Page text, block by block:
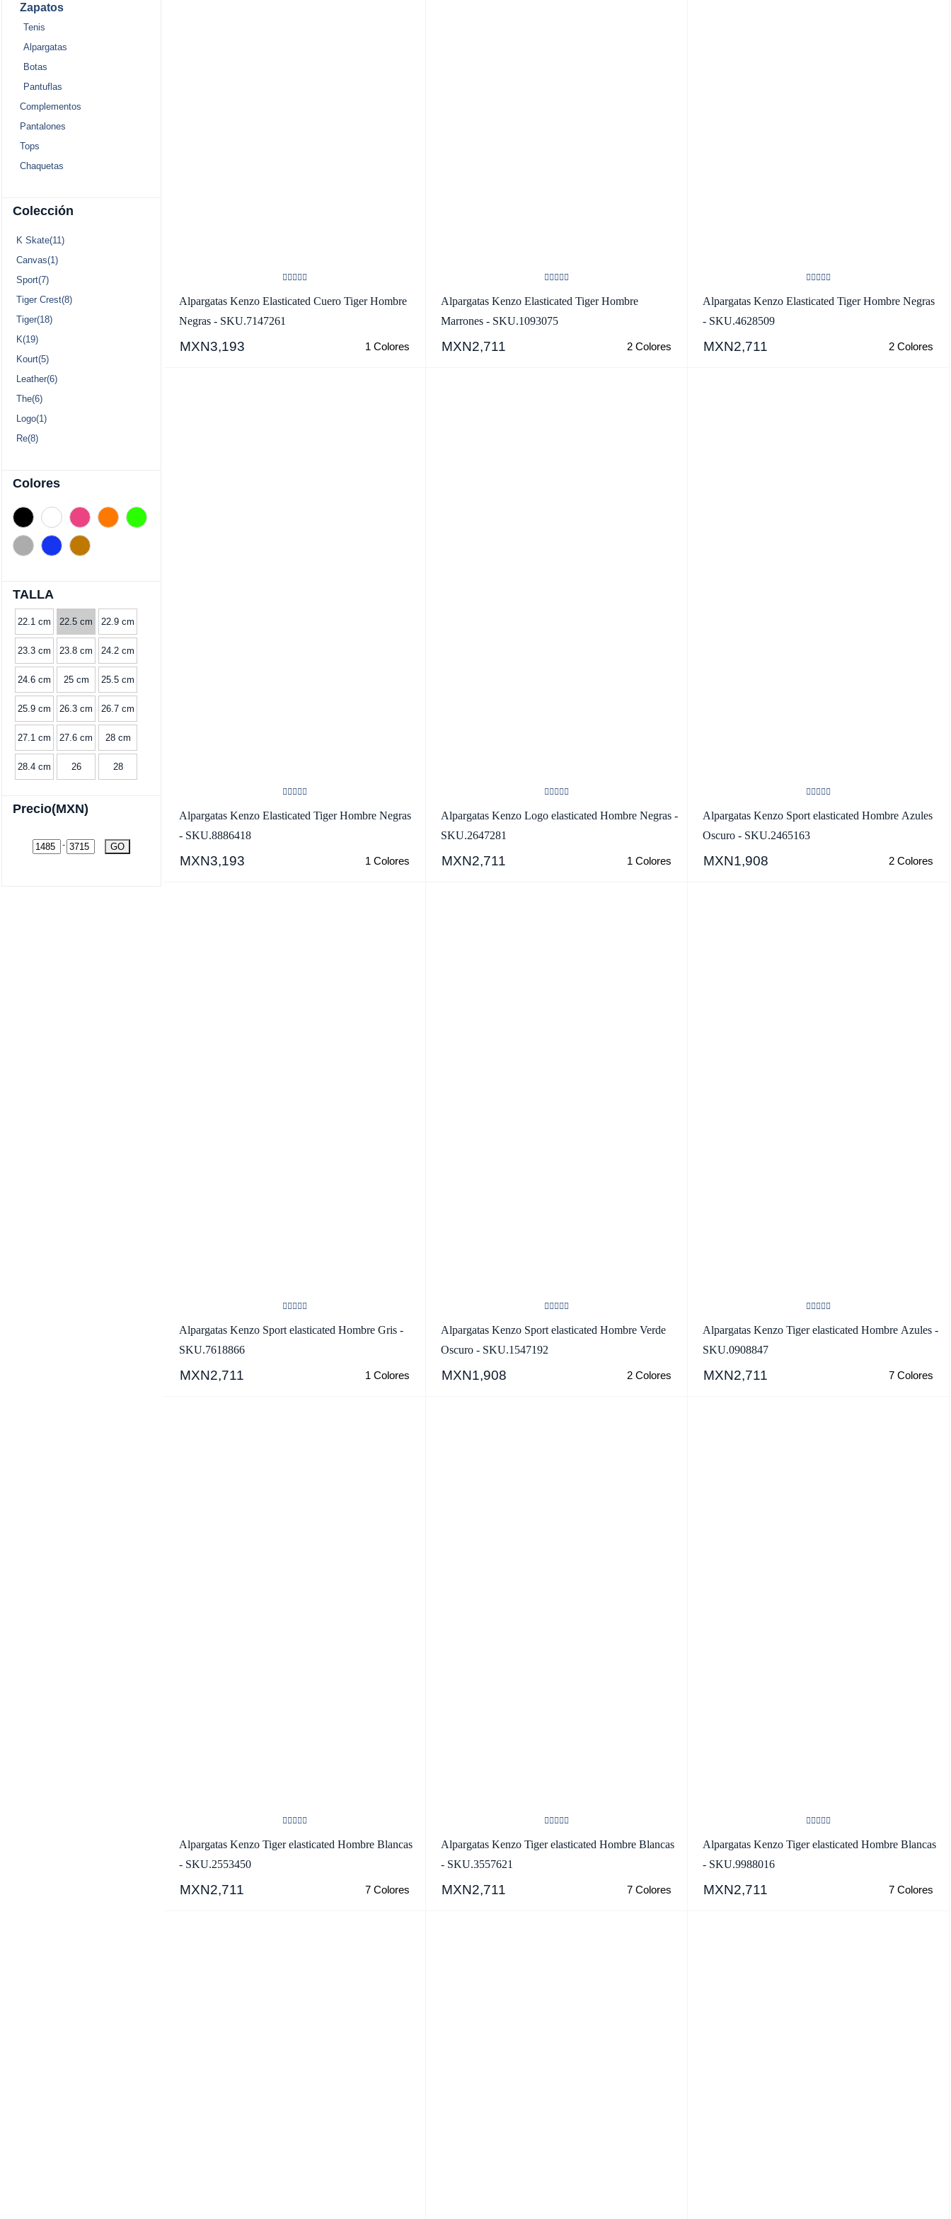
Zapatos
Tenis
Alpargatas
Botas
Pantuflas
Complementos
Pantalones
Tops
Chaquetas
Colección
K Skate(11)
Canvas(1)
Sport(7)
Tiger Crest(8)
Tiger(18)
K(19)
Kourt(5)
Leather(6)
The(6)
Logo(1)
Re(8)
Colores
TALLA
22.1 cm 22.5 cm 22.9 cm
23.3 cm 23.8 cm 24.2 cm
24.6 cm 25 cm 25.5 cm
25.9 cm 26.3 cm 26.7 cm
27.1 cm 27.6 cm 28 cm
28.4 cm 26 28
Precio(MXN)
-
Alpargatas Kenzo Elasticated Cuero Tiger Hombre
Negras - SKU.7147261
MXN3,193 1 Colores
Alpargatas Kenzo Elasticated Tiger Hombre
Marrones - SKU.1093075
MXN2,711 2 Colores
Alpargatas Kenzo Elasticated Tiger Hombre Negras
- SKU.4628509
MXN2,711 2 Colores
Alpargatas Kenzo Elasticated Tiger Hombre Negras
- SKU.8886418
MXN3,193 1 Colores
Alpargatas Kenzo Logo elasticated Hombre Negras -
SKU.2647281
MXN2,711 1 Colores
Alpargatas Kenzo Sport elasticated Hombre Azules
Oscuro - SKU.2465163
MXN1,908 2 Colores
Alpargatas Kenzo Sport elasticated Hombre Gris -
SKU.7618866
MXN2,711 1 Colores
Alpargatas Kenzo Sport elasticated Hombre Verde
Oscuro - SKU.1547192
MXN1,908 2 Colores
Alpargatas Kenzo Tiger elasticated Hombre Azules -
SKU.0908847
MXN2,711 7 Colores
Alpargatas Kenzo Tiger elasticated Hombre Blancas
- SKU.2553450
MXN2,711 7 Colores
Alpargatas Kenzo Tiger elasticated Hombre Blancas
- SKU.3557621
MXN2,711 7 Colores
Alpargatas Kenzo Tiger elasticated Hombre Blancas
- SKU.9988016
MXN2,711 7 Colores